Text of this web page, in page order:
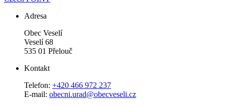
Adresa
Obec Veselí
Veselí 68
535 01 Přelouč
Kontakt
Telefon: +420 466 972 237
E-mail: obecni.urad@obecveseli.cz